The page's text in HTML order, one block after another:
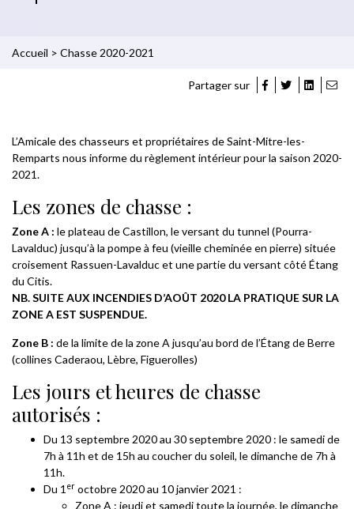
Accueil > Chasse 2020-2021
Partager sur
L’Amicale des chasseurs et propriétaires de Saint-Mitre-les-
Remparts nous informe du règlement intérieur pour la saison 2020-
2021.
Les zones de chasse :
Zone A : le plateau de Castillon, le versant du tunnel (Pourra-
Lavalduc) jusqu’à la pompe à feu (vieille cheminée en pierre) située
croisement Rassuen-Lavalduc et une partie du versant côté Étang
du Citis.
NB. SUITE AUX INCENDIES D’AOÛT 2020 LA PRATIQUE SUR LA
ZONE A EST SUSPENDUE.
Zone B : de la limite de la zone A jusqu’au bord de l’Étang de Berre
(collines Caderaou, Lèbre, Figuerolles)
Les jours et heures de chasse
autorisés :
Du 13 septembre 2020 au 30 septembre 2020 : le samedi de
7h à 11h et de 15h au coucher du soleil, le dimanche de 7h à
11h.
Du 1 er octobre 2020 au 10 janvier 2021 :
Zone A : jeudi et samedi toute la journée, le dimanche